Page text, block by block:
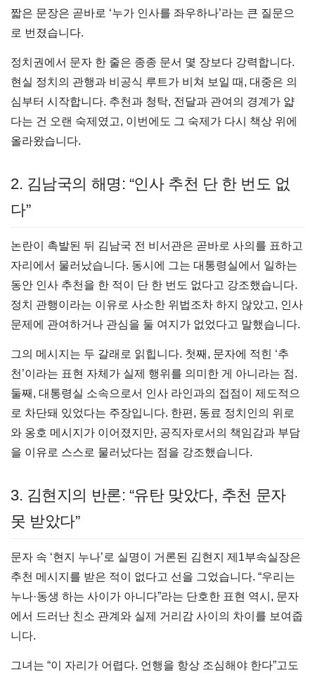
짧은 문장은 곧바로 ‘누가 인사를 좌우하나’라는 큰 질문으
로 번졌습니다.
정치권에서 문자 한 줄은 종종 문서 몇 장보다 강력합니다.
현실 정치의 관행과 비공식 루트가 비쳐 보일 때, 대중은 의
심부터 시작합니다. 추천과 청탁, 전달과 관여의 경계가 얇
다는 건 오랜 숙제였고, 이번에도 그 숙제가 다시 책상 위에
올라왔습니다.
2. 김남국의 해명: “인사 추천 단 한 번도 없
다”
논란이 촉발된 뒤 김남국 전 비서관은 곧바로 사의를 표하고
자리에서 물러났습니다. 동시에 그는 대통령실에서 일하는
동안 인사 추천을 한 적이 단 한 번도 없다고 강조했습니다.
정치 관행이라는 이유로 사소한 위법조차 하지 않았고, 인사
문제에 관여하거나 관심을 둘 여지가 없었다고 말했습니다.
그의 메시지는 두 갈래로 읽힙니다. 첫째, 문자에 적힌 ‘추
천’이라는 표현 자체가 실제 행위를 의미한 게 아니라는 점.
둘째, 대통령실 소속으로서 인사 라인과의 접점이 제도적으
로 차단돼 있었다는 주장입니다. 한편, 동료 정치인의 위로
와 옹호 메시지가 이어졌지만, 공직자로서의 책임감과 부담
을 이유로 스스로 물러났다는 점을 강조했습니다.
3. 김현지의 반론: “유탄 맞았다, 추천 문자
못 받았다”
문자 속 ‘현지 누나’로 실명이 거론된 김현지 제1부속실장은
추천 메시지를 받은 적이 없다고 선을 그었습니다. “우리는
누나·동생 하는 사이가 아니다”라는 단호한 표현 역시, 문자
에서 드러난 친소 관계와 실제 거리감 사이의 차이를 보여줍
니다.
그녀는 “이 자리가 어렵다. 언행을 항상 조심해야 한다”고도